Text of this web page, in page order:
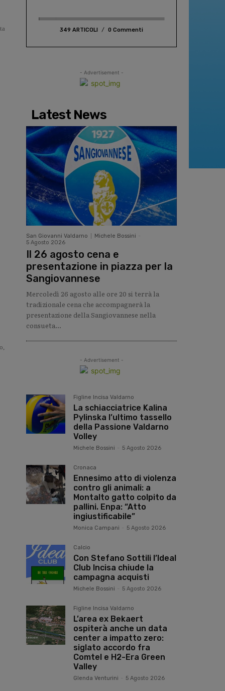
349 ARTICOLI 0 Commenti
- Advertisement -
Latest News
San Giovanni Valdarno Michele Bossini
5 Agosto 2026
Il 26 agosto cena e
presentazione in piazza per la
Sangiovannese
Mercoledì 26 agosto alle ore 20 si terrà la
tradizionale cena che accompagnerà la
presentazione della Sangiovannese nella
consueta...
- Advertisement -
Figline Incisa Valdarno
La schiacciatrice Kalina
Pylinska l’ultimo tassello
della Passione Valdarno
Volley
Michele Bossini 5 Agosto 2026
Cronaca
Ennesimo atto di violenza
contro gli animali: a
Montalto gatto colpito da
pallini. Enpa: “Atto
ingiustificabile”
Monica Campani 5 Agosto 2026
Calcio
Con Stefano Sottili l’Ideal
Club Incisa chiude la
campagna acquisti
Michele Bossini 5 Agosto 2026
Figline Incisa Valdarno
L’area ex Bekaert
ospiterà anche un data
center a impatto zero:
siglato accordo fra
Comtel e H2-Era Green
Valley
Glenda Venturini 5 Agosto 2026